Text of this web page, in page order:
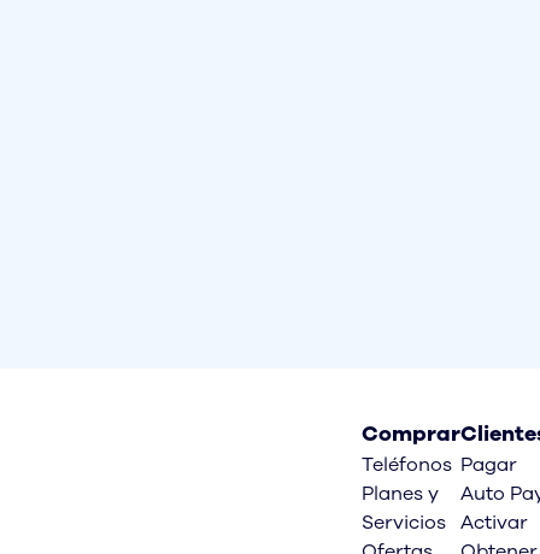
Comprar
Teléfonos
Planes y
Servicios
Pagar
Auto
Activar